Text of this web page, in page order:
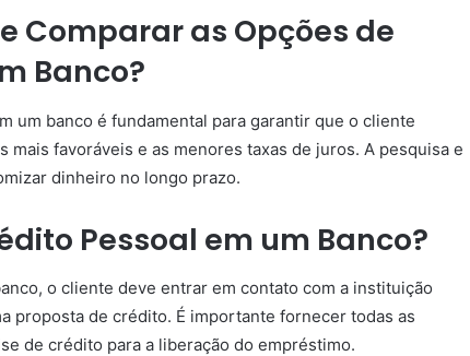
Comparar as Opções de
Banco?
um banco é fundamental para garantir que o cliente
favoráveis e as menores taxas de juros. A pesquisa e
dinheiro no longo prazo.
Pessoal em um Banco?
o cliente deve entrar em contato com a instituição
proposta de crédito. É importante fornecer todas as
de crédito para a liberação do empréstimo.